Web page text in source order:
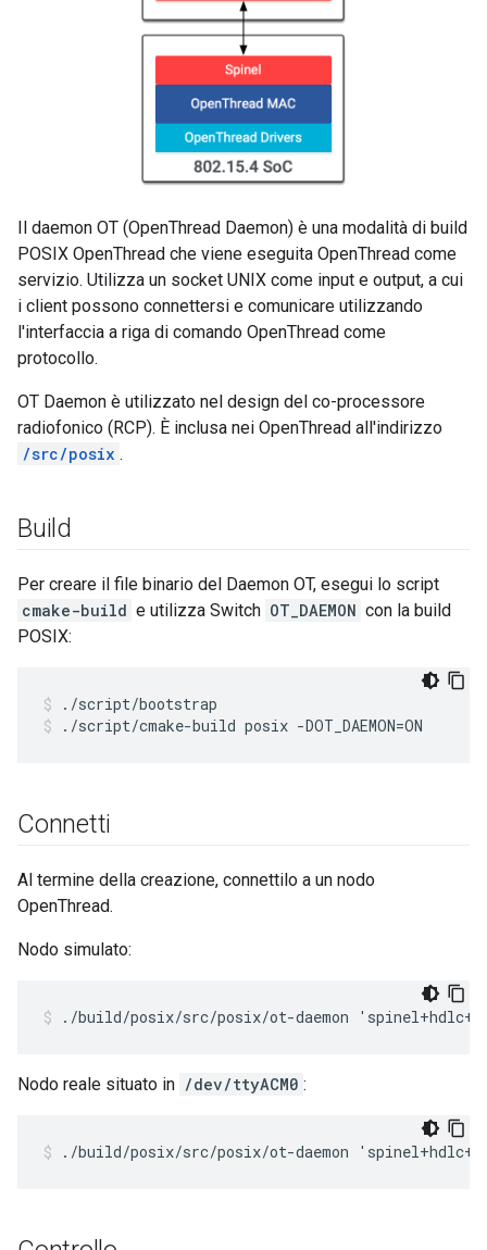
Il daemon OT (OpenThread Daemon) è una modalità di build
POSIX OpenThread che viene eseguita OpenThread come
servizio. Utilizza un socket UNIX come input e output, a cui
i client possono connettersi e comunicare utilizzando
l'interfaccia a riga di comando OpenThread come
protocollo.
OT Daemon è utilizzato nel design del co-processore
radiofonico (RCP). È inclusa nei OpenThread all'indirizzo
/src/posix .
Build
Per creare il file binario del Daemon OT, esegui lo script
cmake-build e utilizza Switch OT_DAEMON con la build
POSIX:
./script/bootstrap
./script/cmake-build posix -DOT_DAEMON=ON
Connetti
Al termine della creazione, connettilo a un nodo
OpenThread.
Nodo simulato:
./build/posix/src/posix/ot-daemon
Nodo reale situato in /dev/ttyACM0 :
./build/posix/src/posix/ot-daemon